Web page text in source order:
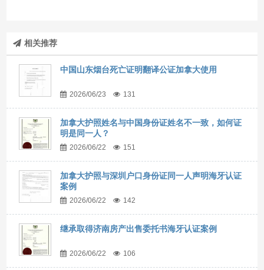
相关推荐
中国山东烟台死亡证明翻译公证加拿大使用
2026/06/23 131
加拿大护照姓名与中国身份证姓名不一致，如何证
明是同一人？
2026/06/22 151
加拿大护照与深圳户口身份证同一人声明海牙认证
案例
2026/06/22 142
继承取得济南房产出售委托书海牙认证案例
2026/06/22 106